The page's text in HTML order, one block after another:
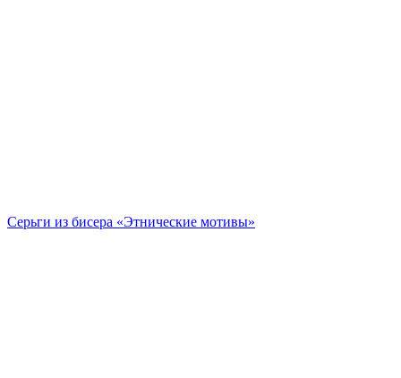
Cерьги из бисера «Этнические мотивы»